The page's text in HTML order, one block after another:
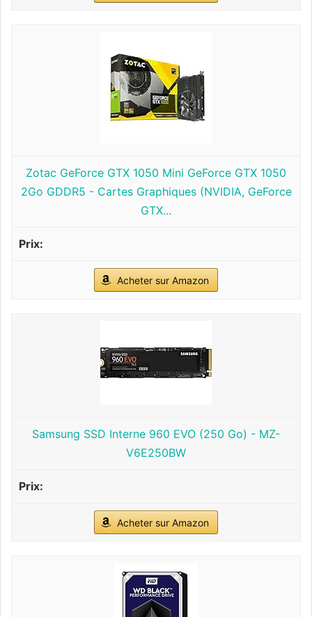
Zotac GeForce GTX 1050 Mini GeForce GTX 1050
2Go GDDR5 - Cartes Graphiques (NVIDIA, GeForce
GTX...
Acheter sur Amazon
Samsung SSD Interne 960 EVO (250 Go) - MZ-
V6E250BW
Acheter sur Amazon